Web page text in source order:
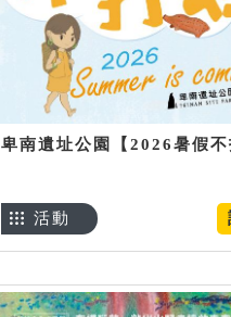
卑南遺址公園【2026暑假不
活動